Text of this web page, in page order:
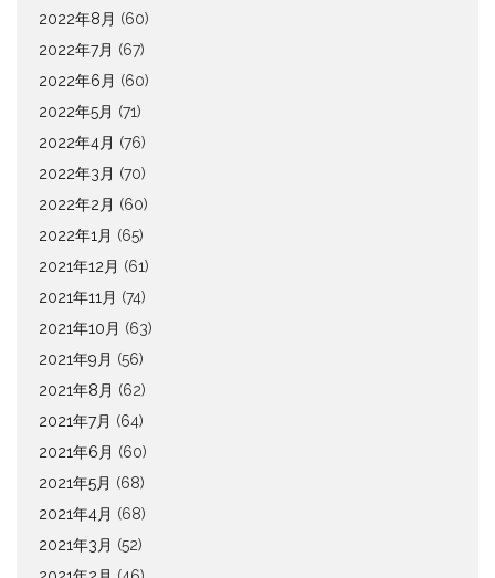
2022年8月 (60)
2022年7月 (67)
2022年6月 (60)
2022年5月 (71)
2022年4月 (76)
2022年3月 (70)
2022年2月 (60)
2022年1月 (65)
2021年12月 (61)
2021年11月 (74)
2021年10月 (63)
2021年9月 (56)
2021年8月 (62)
2021年7月 (64)
2021年6月 (60)
2021年5月 (68)
2021年4月 (68)
2021年3月 (52)